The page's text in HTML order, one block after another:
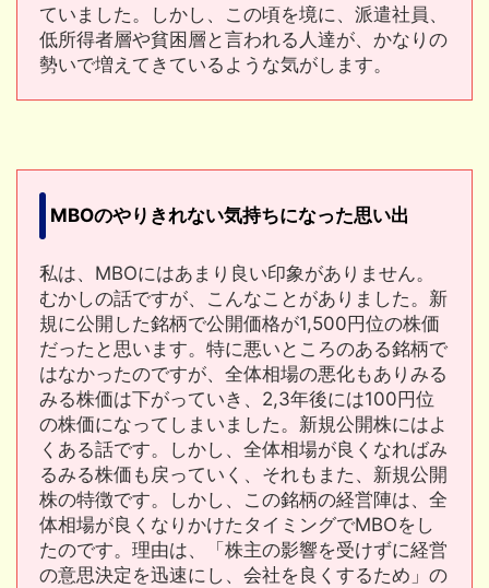
ていました。しかし、この頃を境に、派遣社員、
低所得者層や貧困層と言われる人達が、かなりの
勢いで増えてきているような気がします。
MBOのやりきれない気持ちになった思い出
私は、MBOにはあまり良い印象がありません。
むかしの話ですが、こんなことがありました。新
規に公開した銘柄で公開価格が1,500円位の株価
だったと思います。特に悪いところのある銘柄で
はなかったのですが、全体相場の悪化もありみる
みる株価は下がっていき、2,3年後には100円位
の株価になってしまいました。新規公開株にはよ
くある話です。しかし、全体相場が良くなればみ
るみる株価も戻っていく、それもまた、新規公開
株の特徴です。しかし、この銘柄の経営陣は、全
体相場が良くなりかけたタイミングでMBOをし
たのです。理由は、「株主の影響を受けずに経営
の意思決定を迅速にし、会社を良くするため」の